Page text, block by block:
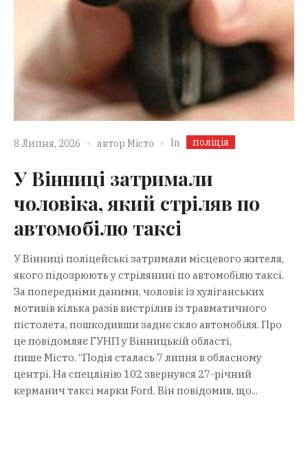
8 Липня, 2026 автор Місто In поліція
У Вінниці затримали
чоловіка, який стріляв по
автомобілю таксі
У Вінниці поліцейські затримали місцевого жителя,
якого підозрюють у стрілянині по автомобілю таксі.
За попередніми даними, чоловік із хуліганських
мотивів кілька разів вистрілив із травматичного
пістолета, пошкодивши заднє скло автомобіля. Про
це повідомляє ГУНП у Вінницькій області,
пише Місто. “Подія сталась 7 липня в обласному
центрі. На спецлінію 102 звернувся 27-річний
керманич таксі марки Ford. Він повідомив, що...